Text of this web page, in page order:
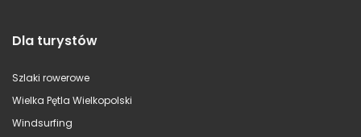
Dla turystów
Szlaki rowerowe
Wielka Pętla Wielkopolski
Windsurfing